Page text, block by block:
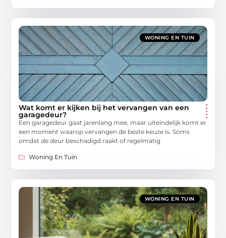
WONING EN TUIN
Wat komt er kijken bij het vervangen van een
garagedeur?
Een garagedeur gaat jarenlang mee, maar uiteindelijk komt er
een moment waarop vervangen de beste keuze is. Soms
omdat de deur beschadigd raakt of regelmatig
Woning En Tuin
WONING EN TUIN